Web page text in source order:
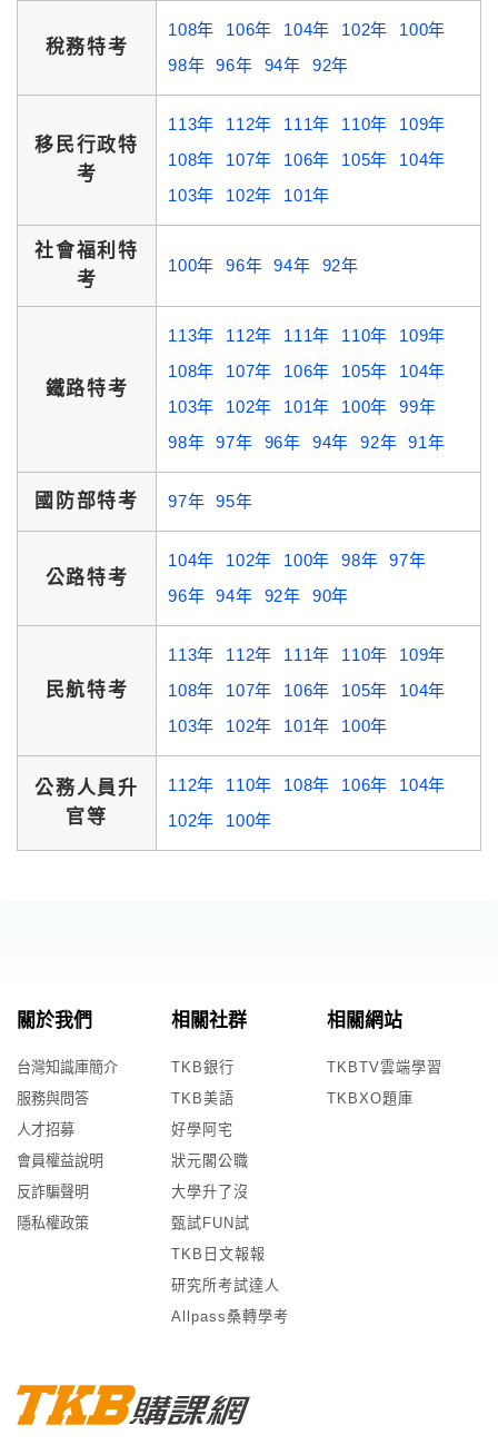
稅務特考
108年 106年 104年 102年
100年
98年
96年 94年 92年
移民行政特
考
113年 112年 111年 110年
109年
108年
107年 106年 105年
104年
103年
102年 101年
社會福利特
考
100年 96年 94年 92年
鐵路特考
113年 112年 111年 110年
109年
108年
107年 106年 105年
104年
103年
102年 101年 100年
99年
98年
97年 96年 94年 92年 91年
國防部特考 97年 95年
公路特考
104年 102年 100年 98年
97年
96年
94年 92年 90年
民航特考
113年 112年 111年 110年
109年
108年
107年 106年 105年
104年
103年
102年 101年 100年
公務人員升
官等
112年 110年 108年 106年
104年
102年
100年
關於我們
台灣知識庫簡介
服務與問答
人才招募
會員權益說明
反詐騙聲明
隱私權政策
相關社群
TKB銀行
TKB美語
好學阿宅
狀元閣公職
大學升了沒
甄試FUN試
TKB日文報報
研究所考試達人
Allpass桑轉學考
相關網站
TKBTV雲端學習
TKBXO題庫